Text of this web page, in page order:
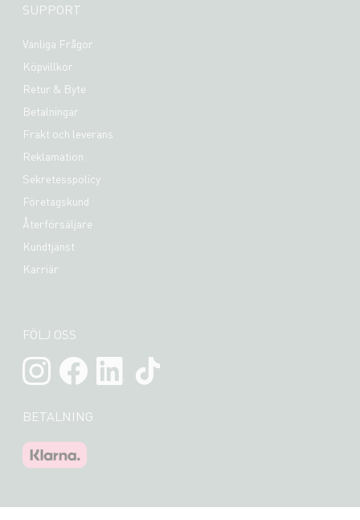
SUPPORT
Vanliga Frågor
Köpvillkor
Retur & Byte
Betalningar
Frakt och leverans
Reklamation
Sekretesspolicy
Företagskund
Återförsäljare
Kundtjänst
Karriär
FÖLJ OSS
BETALNING